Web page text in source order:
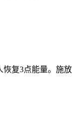
恢复3点能量。施放